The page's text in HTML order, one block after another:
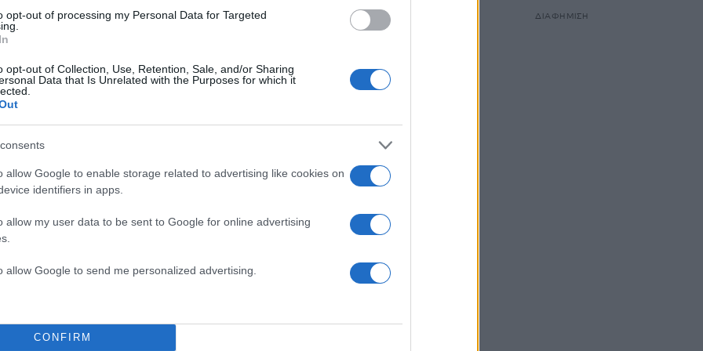
opt-out of processing my Personal Data for Targeted
opt-out of Collection, Use, Retention, Sale, and/or Sharing
Data that Is Unrelated with the Purposes for which it
allow Google to enable storage related to advertising like cookies on
identifiers in apps.
allow my user data to be sent to Google for online advertising
allow Google to send me personalized advertising.
CONFIRM
ώστε οι πολίτες να ζουν καλύτερα. Χαρακτηριστικό
την πρόταση για τετραήμερη εργασία, έστω με πιλοτική
Χρέους, όπως τις περιέγραψε με ανάρτησή του
εστιάζοντας στην ανάγκη να μπει τέλος στην
Μεταξύ των οκτώ δεσμεύσεων που ανέλαβε ο
προστασίας της πρώτης κατοικίας και της
πριν αυτό μεταβιβαστεί σε fund και σε αντίστοιχη, ευνοϊκή
της εμπορικής αξίας της εκάστοτε περιουσίας από
εκτιμητή και όχι από τον ίδιο τον πιστωτή, ένα
κινήτρων επιβράβευσης για συνεπείς
που εν πολλοίς έχουν επανειλημμένα κατατεθεί
ΔΙΑΦΗΜΙΣΗ